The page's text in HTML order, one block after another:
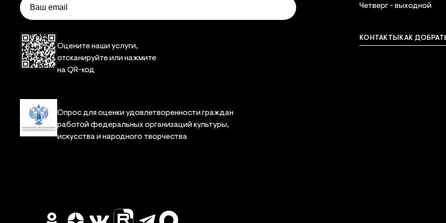
Оцените наши услуги,
отсканируйте или нажмите
на QR-код
Опрос для оценки удовлетворенности граждан
работой федеральных организаций культуры,
искусства и народного творчества
Четверг - выходной
КОНТАКТЫКАК